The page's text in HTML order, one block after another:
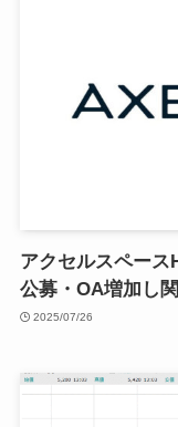
アクセルスペース
公募・OA増加し
2025/07/26